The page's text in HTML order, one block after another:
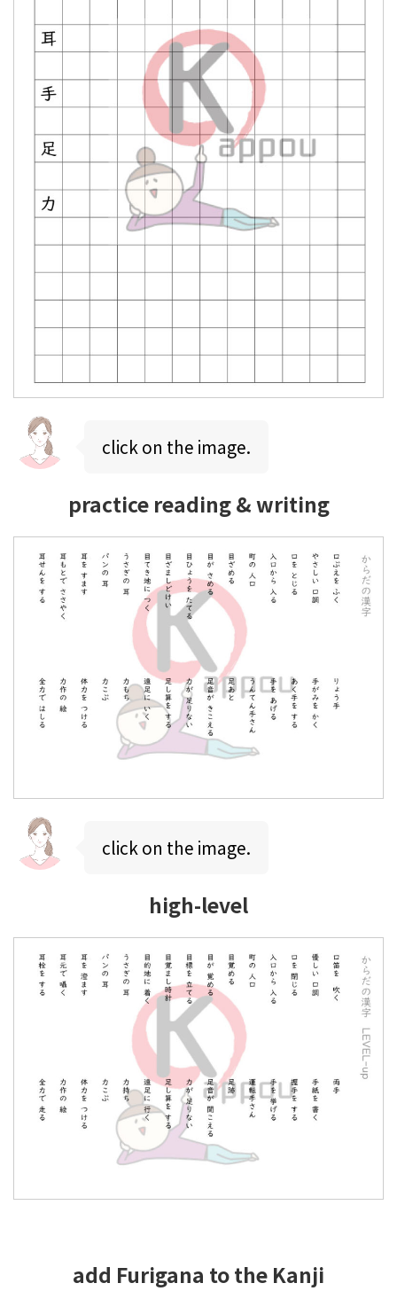
click on the image.
practice reading & writing
click on the image.
high-level
add Furigana to the Kanji